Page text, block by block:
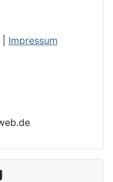
Impressum